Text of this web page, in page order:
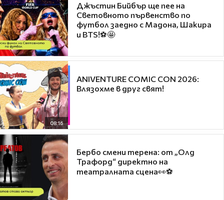
Джъстин Бийбър ще пее на
Световното първенство по
футбол заедно с Мадона, Шакира
и BTS!⚽🤩
08:16
ANIVENTURE COMIC CON 2026:
Влязохме в друг свят!
Бербо смени терена: от „Олд
Трафорд“ директно на
театралната сцена👀⚽